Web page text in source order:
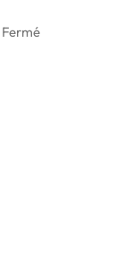
Fermé